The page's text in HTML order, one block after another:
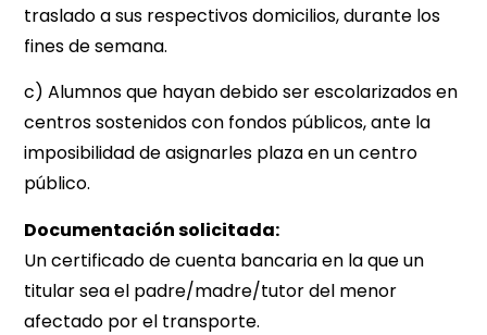
traslado a sus respectivos domicilios, durante los
fines de semana.
c) Alumnos que hayan debido ser escolarizados en
centros sostenidos con fondos públicos, ante la
imposibilidad de asignarles plaza en un centro
público.
Documentación solicitada:
Un certificado de cuenta bancaria en la que un
titular sea el padre/madre/tutor del menor
afectado por el transporte.